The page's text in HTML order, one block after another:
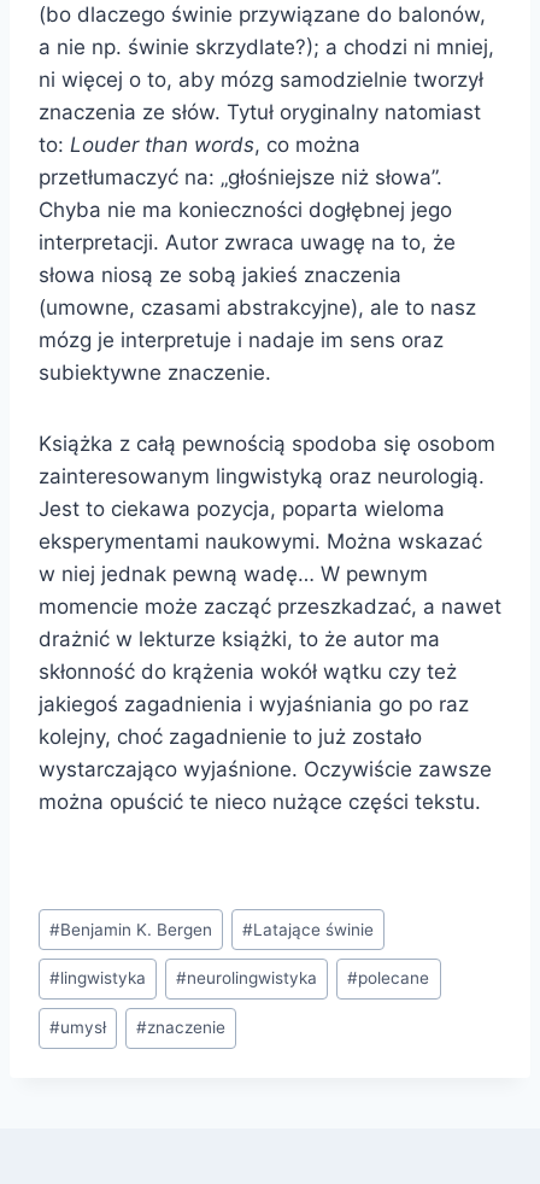
(bo dlaczego świnie przywiązane do balonów,
a nie np. świnie skrzydlate?); a chodzi ni mniej,
ni więcej o to, aby mózg samodzielnie tworzył
znaczenia ze słów. Tytuł oryginalny natomiast
to: Louder than words, co można
przetłumaczyć na: „głośniejsze niż słowa”.
Chyba nie ma konieczności dogłębnej jego
interpretacji. Autor zwraca uwagę na to, że
słowa niosą ze sobą jakieś znaczenia
(umowne, czasami abstrakcyjne), ale to nasz
mózg je interpretuje i nadaje im sens oraz
subiektywne znaczenie.
Książka z całą pewnością spodoba się osobom
zainteresowanym lingwistyką oraz neurologią.
Jest to ciekawa pozycja, poparta wieloma
eksperymentami naukowymi. Można wskazać
w niej jednak pewną wadę… W pewnym
momencie może zacząć przeszkadzać, a nawet
drażnić w lekturze książki, to że autor ma
skłonność do krążenia wokół wątku czy też
jakiegoś zagadnienia i wyjaśniania go po raz
kolejny, choć zagadnienie to już zostało
wystarczająco wyjaśnione. Oczywiście zawsze
można opuścić te nieco nużące części tekstu.
Tagi
wpisu:
#Benjamin K. Bergen #Latające świnie
#lingwistyka #neurolingwistyka #polecane
#umysł #znaczenie